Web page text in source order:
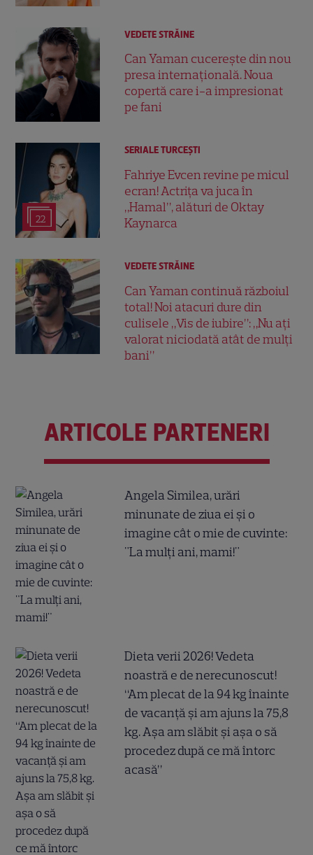
VEDETE STRĂINE
Can Yaman cucerește din nou
presa internațională. Noua
copertă care i-a impresionat
pe fani
22
SERIALE TURCEŞTI
Fahriye Evcen revine pe micul
ecran! Actrița va juca în
„Hamal”, alături de Oktay
Kaynarca
VEDETE STRĂINE
Can Yaman continuă războiul
total! Noi atacuri dure din
culisele „Vis de iubire”: „Nu ați
valorat niciodată atât de mulți
bani”
ARTICOLE PARTENERI
Angela Similea, urări
minunate de ziua ei și o
imagine cât o mie de cuvinte:
"La mulți ani, mami!"
Dieta verii 2026! Vedeta
noastră e de nerecunoscut!
“Am plecat de la 94 kg înainte
de vacanță și am ajuns la 75,8
kg. Așa am slăbit și așa o să
procedez după ce mă întorc
acasă”